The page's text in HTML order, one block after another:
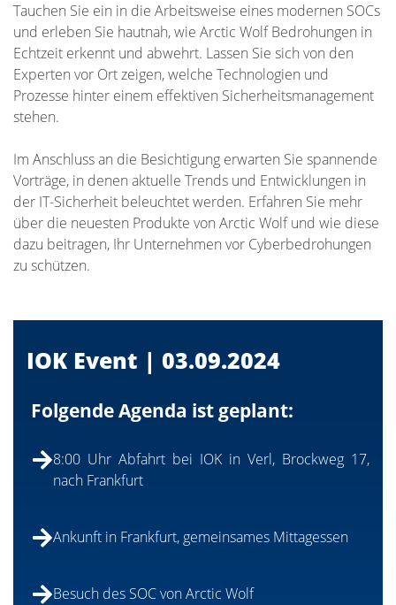
Tauchen Sie ein in die Arbeitsweise eines modernen SOCs
und erleben Sie hautnah, wie Arctic Wolf Bedrohungen in
Echtzeit erkennt und abwehrt. Lassen Sie sich von den
Experten vor Ort zeigen, welche Technologien und
Prozesse hinter einem effektiven Sicherheitsmanagement
stehen.
Im Anschluss an die Besichtigung erwarten Sie spannende
Vorträge, in denen aktuelle Trends und Entwicklungen in
der IT-Sicherheit beleuchtet werden. Erfahren Sie mehr
über die neuesten Produkte von Arctic Wolf und wie diese
dazu beitragen, Ihr Unternehmen vor Cyberbedrohungen
zu schützen.
IOK Event | 03.09.2024
Folgende Agenda ist geplant:
8:00 Uhr Abfahrt bei IOK in Verl, Brockweg 17,
nach Frankfurt
Ankunft in Frankfurt, gemeinsames Mittagessen
Besuch des SOC von Arctic Wolf